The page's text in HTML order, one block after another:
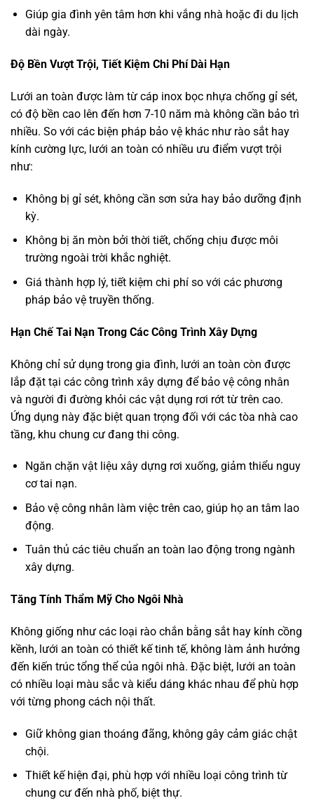
Giúp gia đình yên tâm hơn khi vắng nhà hoặc đi du lịch
dài ngày.
Độ Bền Vượt Trội, Tiết Kiệm Chi Phí Dài Hạn
Lưới an toàn được làm từ cáp inox bọc nhựa chống gỉ sét,
có độ bền cao lên đến hơn 7-10 năm mà không cần bảo trì
nhiều. So với các biện pháp bảo vệ khác như rào sắt hay
kính cường lực, lưới an toàn có nhiều ưu điểm vượt trội
như:
Không bị gỉ sét, không cần sơn sửa hay bảo dưỡng định
kỳ.
Không bị ăn mòn bởi thời tiết, chống chịu được môi
trường ngoài trời khắc nghiệt.
Giá thành hợp lý, tiết kiệm chi phí so với các phương
pháp bảo vệ truyền thống.
Hạn Chế Tai Nạn Trong Các Công Trình Xây Dựng
Không chỉ sử dụng trong gia đình, lưới an toàn còn được
lắp đặt tại các công trình xây dựng để bảo vệ công nhân
và người đi đường khỏi các vật dụng rơi rớt từ trên cao.
Ứng dụng này đặc biệt quan trọng đối với các tòa nhà cao
tầng, khu chung cư đang thi công.
Ngăn chặn vật liệu xây dựng rơi xuống, giảm thiểu nguy
cơ tai nạn.
Bảo vệ công nhân làm việc trên cao, giúp họ an tâm lao
động.
Tuân thủ các tiêu chuẩn an toàn lao động trong ngành
xây dựng.
Tăng Tính Thẩm Mỹ Cho Ngôi Nhà
Không giống như các loại rào chắn bằng sắt hay kính cồng
kềnh, lưới an toàn có thiết kế tinh tế, không làm ảnh hưởng
đến kiến trúc tổng thể của ngôi nhà. Đặc biệt, lưới an toàn
có nhiều loại màu sắc và kiểu dáng khác nhau để phù hợp
với từng phong cách nội thất.
Giữ không gian thoáng đãng, không gây cảm giác chật
chội.
Thiết kế hiện đại, phù hợp với nhiều loại công trình từ
chung cư đến nhà phố, biệt thự.